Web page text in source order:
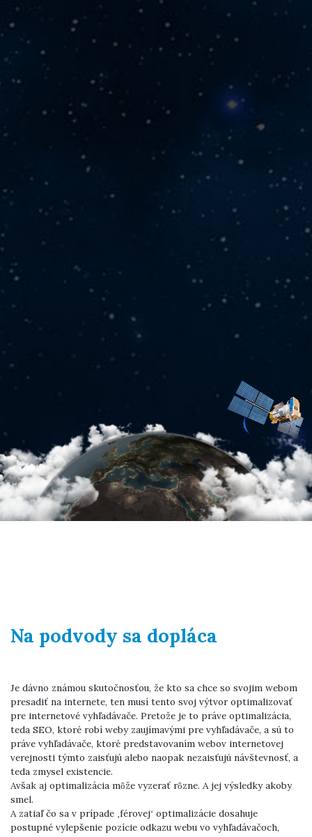
Na podvody sa dopláca
Je dávno známou skutočnosťou, že kto sa chce so svojim webom
presadiť na internete, ten musí tento svoj výtvor optimalizovať
pre internetové vyhľadávače. Pretože je to práve optimalizácia,
teda SEO, ktoré robí weby zaujímavými pre vyhľadávače, a sú to
práve vyhľadávače, ktoré predstavovaním webov internetovej
verejnosti týmto zaisťujú alebo naopak nezaisťujú návštevnosť, a
teda zmysel existencie.
Avšak aj optimalizácia môže vyzerať rôzne. A jej výsledky akoby
smel.
A zatiaľ čo sa v prípade ‚férovej‘ optimalizácie dosahuje
postupné vylepšenie pozície odkazu webu vo vyhľadávačoch,